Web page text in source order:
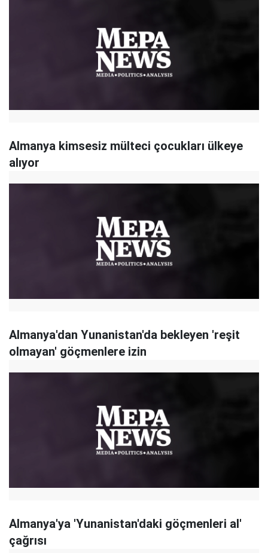
Almanya kimsesiz mülteci çocukları ülkeye
alıyor
Almanya'dan Yunanistan'da bekleyen 'reşit
olmayan' göçmenlere izin
Almanya'ya 'Yunanistan'daki göçmenleri al'
çağrısı